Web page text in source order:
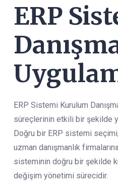
ERP
ERP Sistemi Kurulum
süreçlerinin etkili bir şekilde
Doğru bir ERP sistemi
uzman danışmanlık
sisteminin doğru bir şekilde
değişim yönetimi sürecidir.